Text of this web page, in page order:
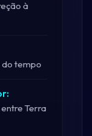
à
do tempo
Terra